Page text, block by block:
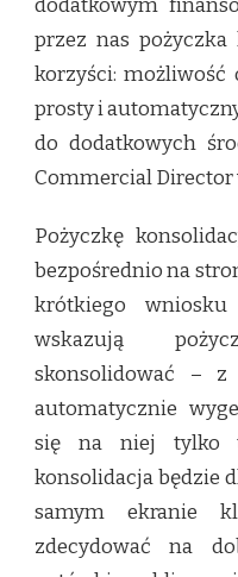
dodatkowym
przez nas pożyczka
korzyści: możliwość
prosty i
do dodatkowych
Commercial Director
Pożyczkę
bezpośrednio na
krótkiego
wskazują
skonsolidować –
automatycznie
się na niej tylko
konsolidacja będzie
samym ekranie
zdecydować na